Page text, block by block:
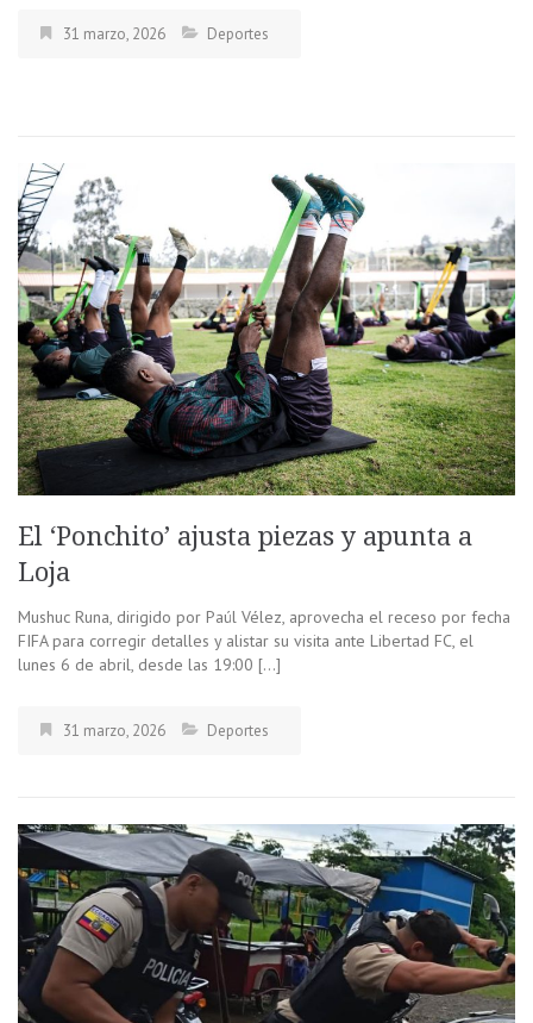
31 marzo, 2026 Deportes
El ‘Ponchito’ ajusta piezas y apunta a
Loja
Mushuc Runa, dirigido por Paúl Vélez, aprovecha el receso por fecha
FIFA para corregir detalles y alistar su visita ante Libertad FC, el
lunes 6 de abril, desde las 19:00 […]
31 marzo, 2026 Deportes